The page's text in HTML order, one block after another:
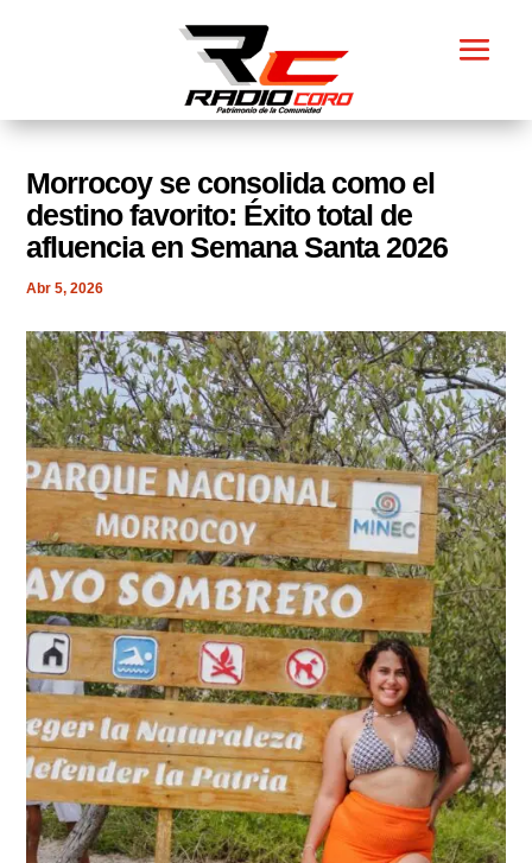
​Morrocoy se consolida como el
destino favorito: Éxito total de
afluencia en Semana Santa 2026
Abr 5, 2026